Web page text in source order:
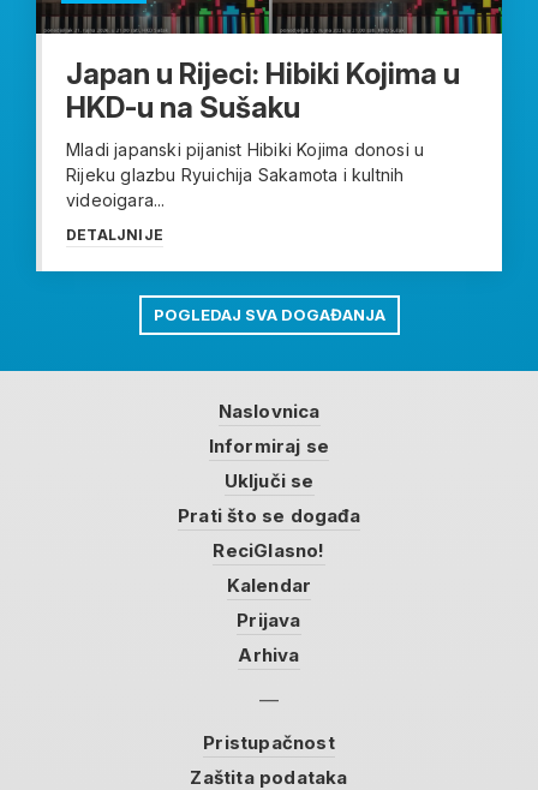
Japan u Rijeci: Hibiki Kojima u
HKD-u na Sušaku
Mladi japanski pijanist Hibiki Kojima donosi u
Rijeku glazbu Ryuichija Sakamota i kultnih
videoigara...
DETALJNIJE
POGLEDAJ SVA DOGAĐANJA
Naslovnica
Informiraj se
Uključi se
Prati što se događa
ReciGlasno!
Kalendar
Prijava
Arhiva
Pristupačnost
Zaštita podataka